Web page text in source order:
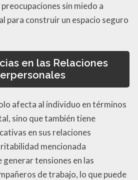
sin miedo a
para construir un espacio seguro
en las Relaciones
afecta al individuo en términos
sino que también tiene
en sus relaciones
mencionada
tensiones en las
de trabajo, lo que puede